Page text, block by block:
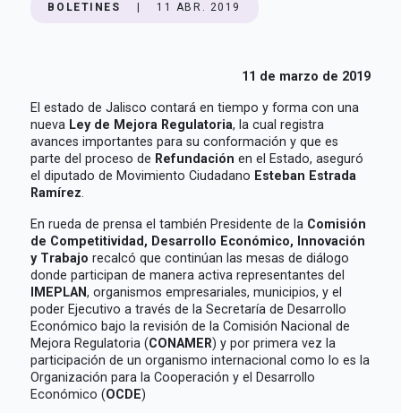
BOLETINES 11 ABR. 2019
11 de marzo de 2019
El estado de Jalisco contará en tiempo y forma con una
nueva Ley de Mejora Regulatoria, la cual registra
avances importantes para su conformación y que es
parte del proceso de Refundación en el Estado, aseguró
el diputado de Movimiento Ciudadano Esteban Estrada
Ramírez
En rueda de prensa el también Presidente de la Comisión
de Competitividad, Desarrollo Económico, Innovación
y Trabajo recalcó que continúan las mesas de diálogo
donde participan de manera activa representantes del
IMEPLAN, organismos empresariales, municipios, y el
poder Ejecutivo a través de la Secretaría de Desarrollo
Económico bajo la revisión de la Comisión Nacional de
Mejora Regulatoria (CONAMER) y por primera vez la
participación de un organismo internacional como lo es la
Organización para la Cooperación y el Desarrollo
Económico (OCDE)